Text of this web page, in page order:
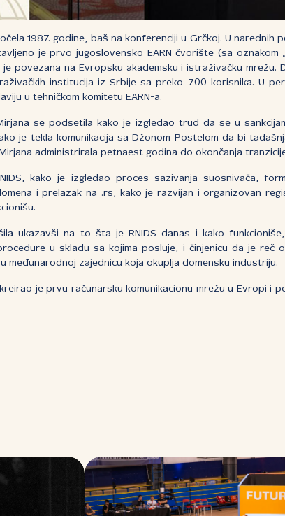
1987. godine, baš na konferenciji u Grčkoj. U narednih
je prvo jugoslovensko EARN čvorište (sa oznakom
povezana na Evropsku akademsku i istraživačku mrežu.
institucija iz Srbije sa preko 700 korisnika. U
u tehničkom komitetu EARN-a.
se podsetila kako je izgledao trud da se u
je tekla komunikacija sa Džonom Postelom da bi
administrirala petnaest godina do okončanja
kako je izgledao proces sazivanja suosnivača,
i prelazak na .rs, kako je razvijan i organizovan
ukazavši na to šta je RNIDS danas i kako
u skladu sa kojima posluje, i činjenicu da je reč
međunarodnoj zajednicu koja okuplja domensku industriju.
kreirao je prvu računarsku komunikacionu mrežu u Evropi i